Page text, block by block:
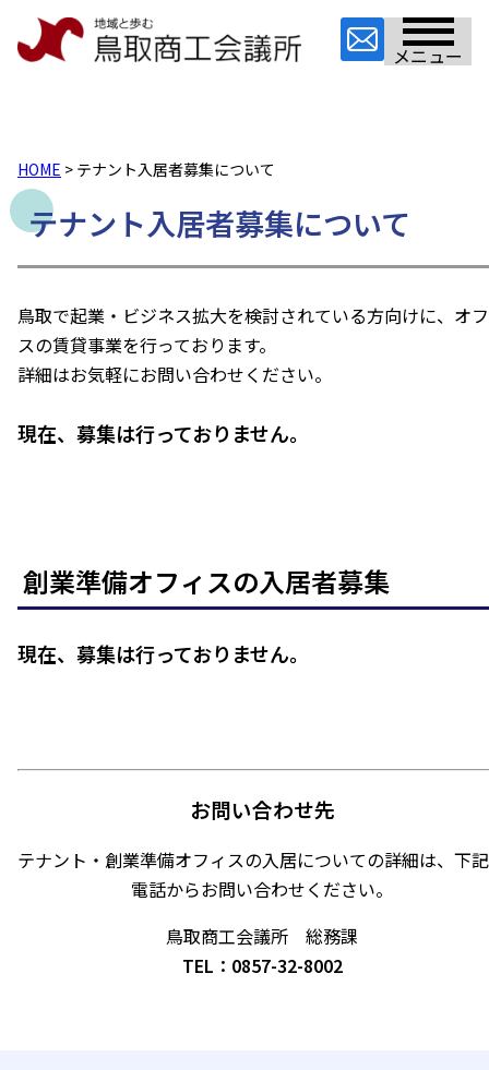
メニュー
HOME > テナント入居者募集について
テナント入居者募集について
鳥取で起業・ビジネス拡大を検討されている方向けに、オ
スの賃貸事業を行っております。
詳細はお気軽にお問い合わせください。
現在、募集は行っておりません。
創業準備オフィスの入居者募集
現在、募集は行っておりません。
お問い合わせ先
テナント・創業準備オフィスの入居についての詳細は、下
電話からお問い合わせください。
鳥取商工会議所 総務課
TEL：0857-32-8002